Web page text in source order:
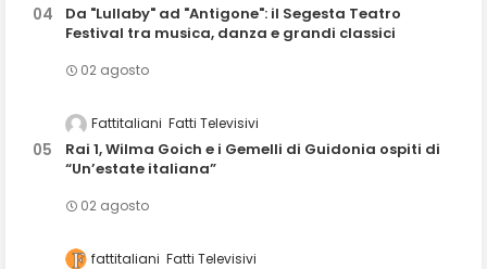
Da "Lullaby" ad "Antigone": il Segesta Teatro
Festival tra musica, danza e grandi classici
02 agosto
Fattitaliani Fatti Televisivi
Rai 1, Wilma Goich e i Gemelli di Guidonia ospiti di
“Un’estate italiana”
02 agosto
fattitaliani Fatti Televisivi